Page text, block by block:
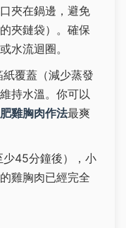
夾在鍋邊，避免
夾鏈袋）。確保
水流迴圈。
覆蓋（減少蒸發
持水溫。你可以
雞胸肉作法最爽
少45分鐘後），小
雞胸肉已經完全